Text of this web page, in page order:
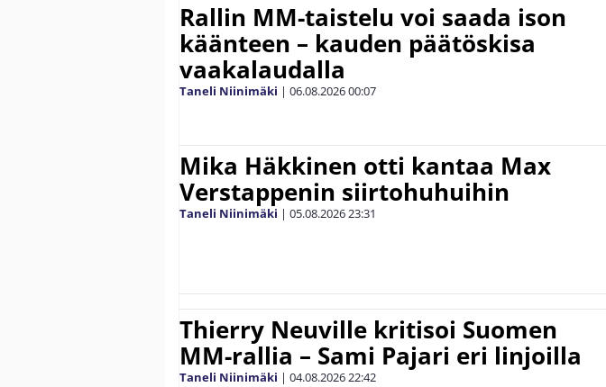
Rallin MM-taistelu voi saada ison
käänteen – kauden päätöskisa
vaakalaudalla
Taneli Niinimäki | 06.08.202600:07
Mika Häkkinen otti kantaa Max
Verstappenin siirtohuhuihin
Taneli Niinimäki | 05.08.202623:31
Thierry Neuville kritisoi Suomen
MM-rallia – Sami Pajari eri linjoilla
Taneli Niinimäki | 04.08.202622:42